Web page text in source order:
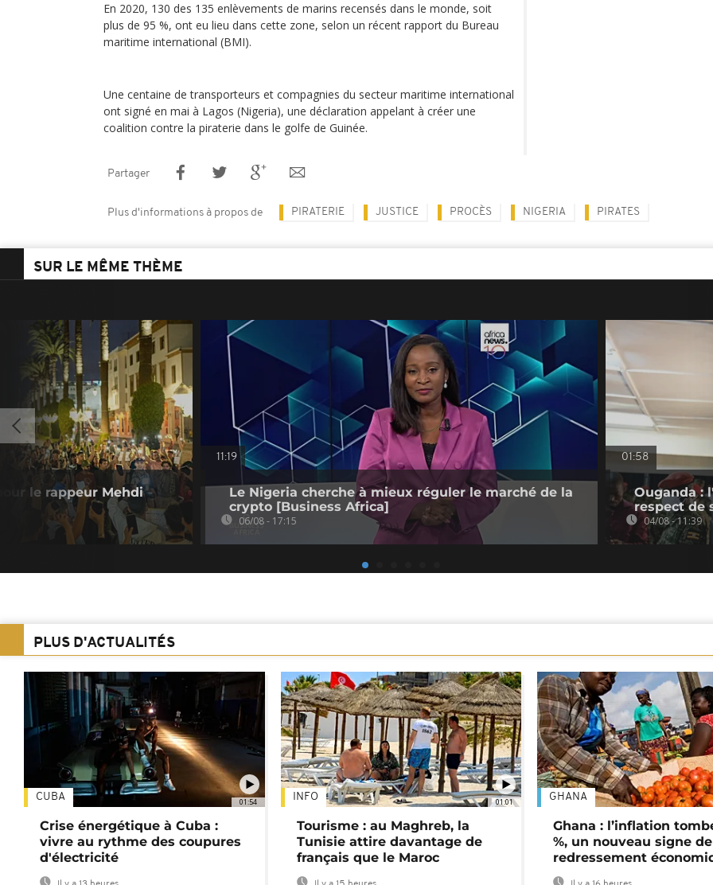
En 2020, 130 des 135 enlèvements de marins recensés dans le monde, soit
plus de 95 %, ont eu lieu dans cette zone, selon un récent rapport du Bureau
maritime international (BMI).
Une centaine de transporteurs et compagnies du secteur maritime international
ont signé en mai à Lagos (Nigeria), une déclaration appelant à créer une
coalition contre la piraterie dans le golfe de Guinée.
Partager
Plus d'informations à propos de PIRATERIE JUSTICE PROCÈS NIGERIA PIRATES
SUR LE MÊME THÈME
le rappeur Mehdi
11:19
Le Nigeria cherche à mieux réguler le marché de la
crypto [Business Africa]
06/08 - 17:15
01:58
Ouganda :
respect de
04/08 - 11:39
PLUS D'ACTUALITÉS
01:54
CUBA
Crise énergétique à Cuba :
vivre au rythme des coupures
d'électricité
01:01
INFO
Tourisme : au Maghreb, la
Tunisie attire davantage de
français que le Maroc
GHANA
Ghana : l’inflation
%, un nouveau signe de
redressement